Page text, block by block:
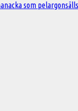
som